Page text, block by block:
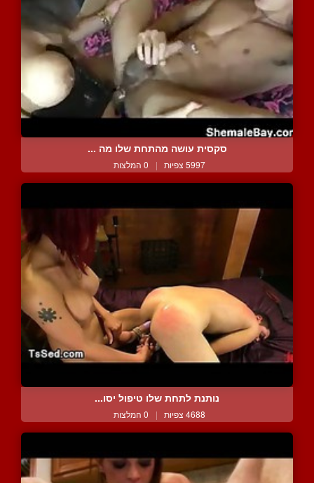
סקסית עושה מהתחת שלו מה ...
5997 צפיות | 0 המלצות
נותנת לתחת שלו טיפול יסו...
4688 צפיות | 0 המלצות